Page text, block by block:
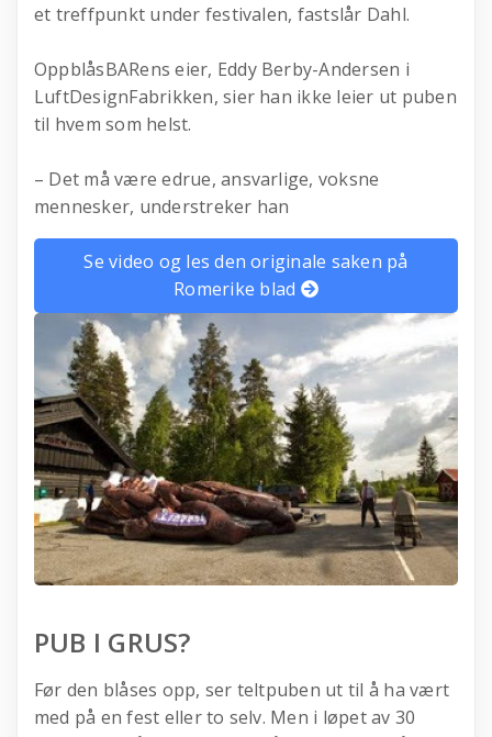
et treffpunkt under festivalen, fastslår Dahl.
OppblåsBARens eier, Eddy Berby-Andersen i
LuftDesignFabrikken, sier han ikke leier ut puben
til hvem som helst.
– Det må være edrue, ansvarlige, voksne
mennesker, understreker han
Se video og les den originale saken på
Romerike blad
PUB I GRUS?
Før den blåses opp, ser teltpuben ut til å ha vært
med på en fest eller to selv. Men i løpet av 30